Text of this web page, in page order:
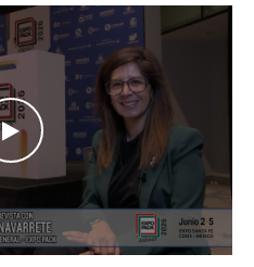
WATCH THE VIDEO